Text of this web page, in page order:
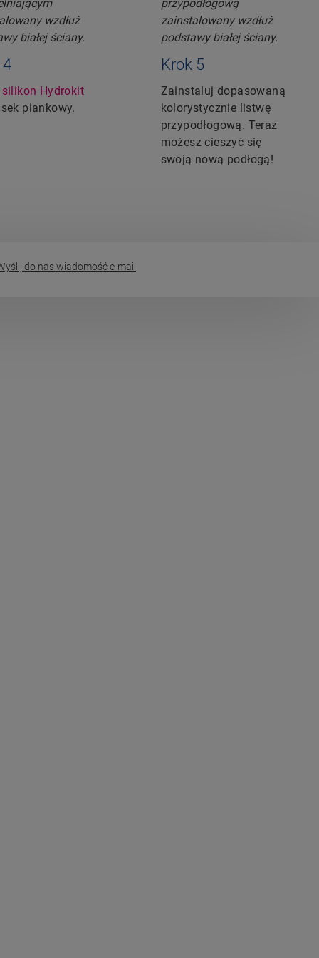
4
silikon Hydrokit
piankowy.
Krok 5
Zainstaluj dopasowaną
kolorystycznie listwę
przypodłogową. Teraz
możesz cieszyć się
swoją nową podłogą!
do nas wiadomość e-mail